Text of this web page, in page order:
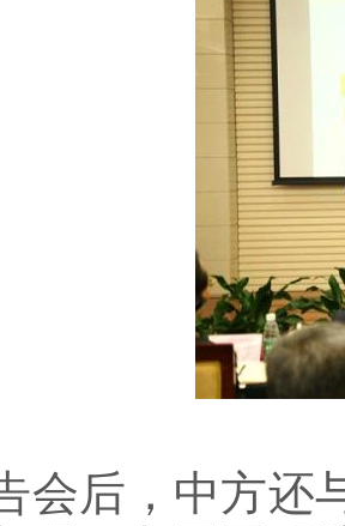
后，中方还